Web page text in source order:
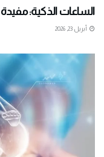
الساعات الذكية:
أبريل 23, 2026